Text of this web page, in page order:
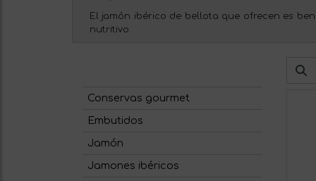
El jamón ibérico de bellota que ofrecen es
nutritivo.
Conservas gourmet
Embutidos
Jamón
Jamones ibéricos